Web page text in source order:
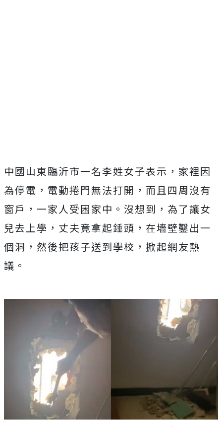
中國山東臨沂市一名李姓女子表示，家裡因
為停電，電動捲門無法打開，而且四周沒有
窗戶，一家人受困家中。沒想到，為了讓女
兒去上學，丈夫竟拿起錘頭，在墻壁鑿出一
個洞，然後把孩子送到學校，掀起網友熱
議。